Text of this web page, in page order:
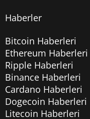
Haberler
Bitcoin Haberleri
Ethereum Haberleri
Ripple Haberleri
Binance Haberleri
Cardano Haberleri
Dogecoin Haberleri
Litecoin Haberleri